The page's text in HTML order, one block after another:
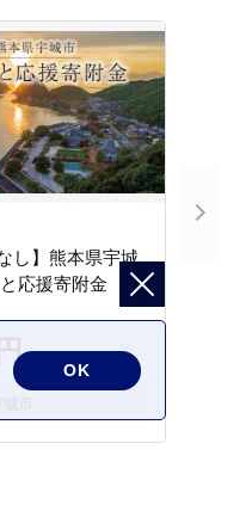
し】熊本県宇城
応援寄附金
OK